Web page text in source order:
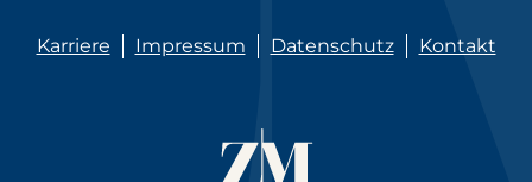
Karriere Impressum Datenschutz Kontakt